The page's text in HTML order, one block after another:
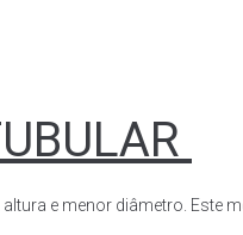
e menor diâmetro.